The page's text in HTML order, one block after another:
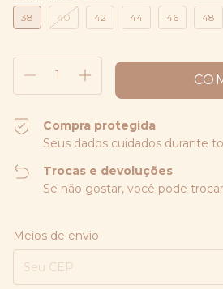
38 40 42 44 46 48
Compra protegida
Seus dados cuidados durante
Trocas e devoluções
Se não gostar, você pode
Entregas para o CEP:
Meios de envio